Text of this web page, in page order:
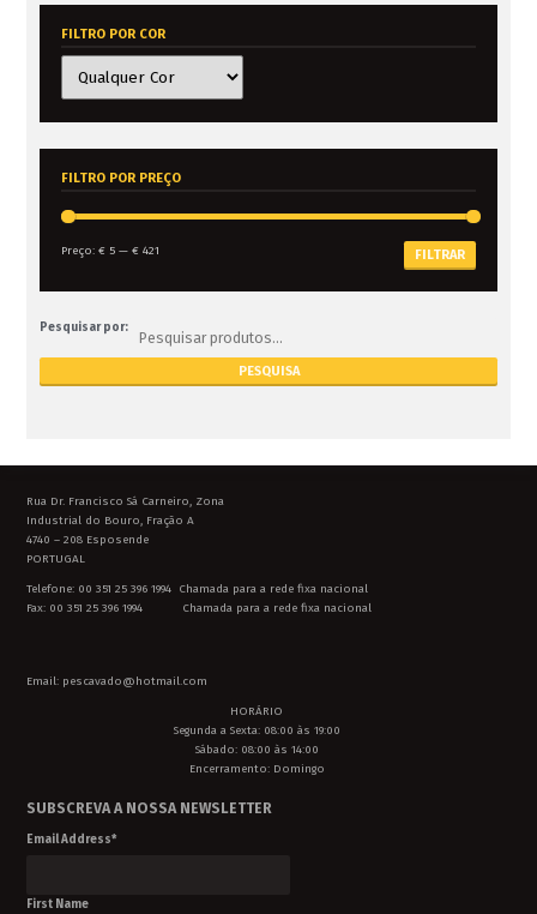
FILTRO POR COR
FILTRO POR PREÇO
FILTRAR
Preço:€ 5 —€ 421
Pesquisar por:
Rua Dr. Francisco Sá Carneiro, Zona
Industrial do Bouro, Fração A
4740 – 208 Esposende
PORTUGAL
Telefone: 00 351 25 396 1994 Chamada para a rede fixa nacional
Fax: 00 351 25 396 1994 Chamada para a rede fixa nacional
Email: pescavado@hotmail.com
HORÁRIO
Segunda a Sexta: 08:00 às 19:00
Sábado: 08:00 às 14:00
Encerramento: Domingo
SUBSCREVA A NOSSA NEWSLETTER
Email Address*
First Name